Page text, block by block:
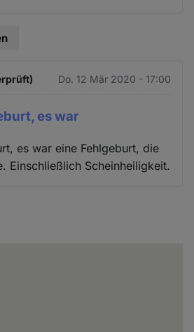
Do. 12 Mär 2020 - 17:00
es war
es war eine Fehlgeburt, die
Einschließlich Scheinheiligkeit.